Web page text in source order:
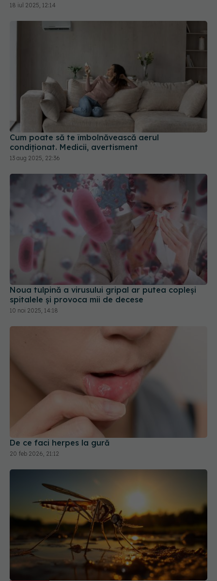
18 iul 2025, 12:14
Cum poate să te îmbolnăvească aerul
condiționat. Medicii, avertisment
13 aug 2025, 22:36
Noua tulpină a virusului gripal ar putea copleși
spitalele și provoca mii de decese
10 noi 2025, 14:18
De ce faci herpes la gură
20 feb 2026, 21:12